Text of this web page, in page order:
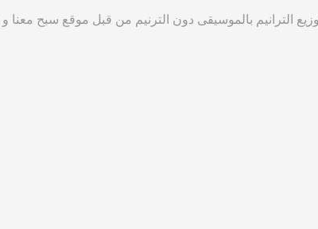
الترانيم بالموسيقى دون الترنيم من قبل موقع سبح معنا